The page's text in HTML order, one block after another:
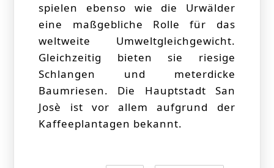
spielen ebenso wie die Urwälder
eine maßgebliche Rolle für das
weltweite Umweltgleichgewicht.
Gleichzeitig bieten sie riesige
Schlangen und meterdicke
Baumriesen. Die Hauptstadt San
Josè ist vor allem aufgrund der
Kaffeeplantagen bekannt.